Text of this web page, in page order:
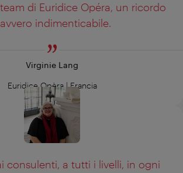
di Euridice Opéra, un ricordo
indimenticabile.
Virginie Lang
Euridice Opèra | Francia
consulenti, a tutti i livelli, in ogni